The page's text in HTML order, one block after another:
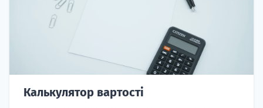
Калькулятор вартості